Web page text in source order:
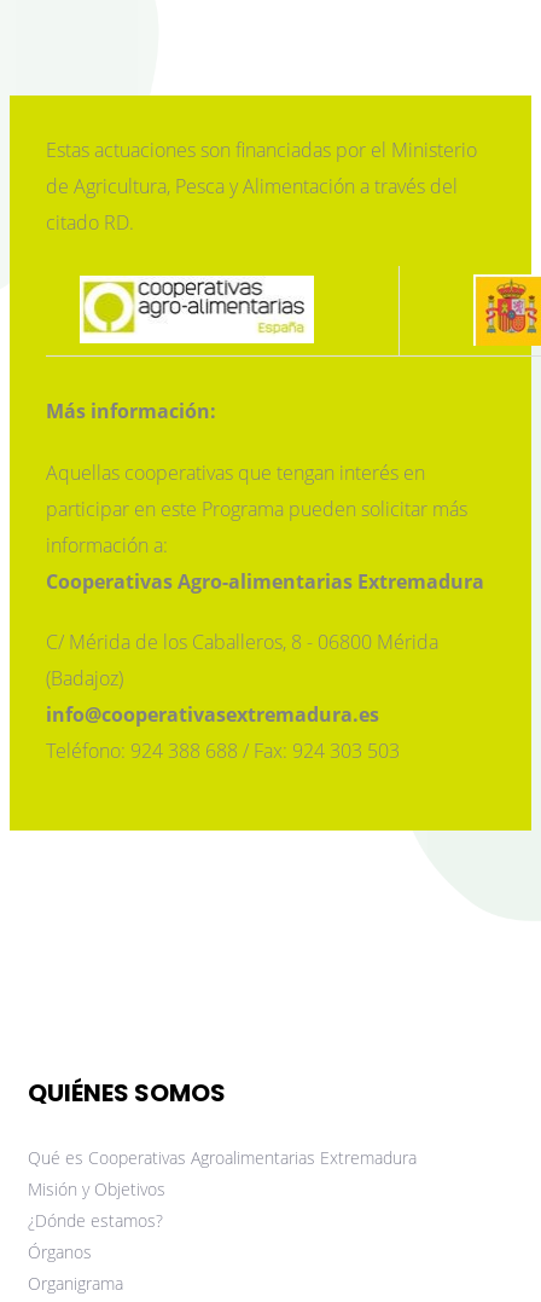
Estas actuaciones son financiadas por el Ministerio
de Agricultura, Pesca y Alimentación a través del
citado RD.
Más información:
Aquellas cooperativas que tengan interés en
participar en este Programa pueden solicitar más
información a:
Cooperativas Agro-alimentarias Extremadura
C/ Mérida de los Caballeros, 8 - 06800 Mérida
(Badajoz)
info@cooperativasextremadura.es
Teléfono: 924 388 688 / Fax: 924 303 503
QUIÉNES SOMOS
Qué es Cooperativas Agroalimentarias Extremadura
Misión y Objetivos
¿Dónde estamos?
Órganos
Organigrama